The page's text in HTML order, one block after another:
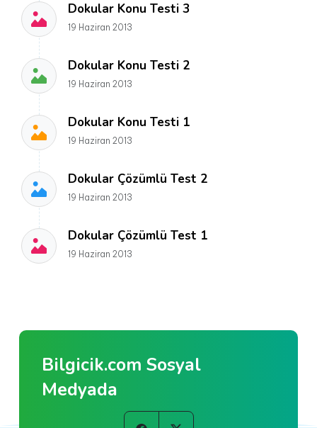
Dokular Konu Testi 3
19 Haziran 2013
Dokular Konu Testi 2
19 Haziran 2013
Dokular Konu Testi 1
19 Haziran 2013
Dokular Çözümlü Test 2
19 Haziran 2013
Dokular Çözümlü Test 1
19 Haziran 2013
Bilgicik.com Sosyal
Medyada